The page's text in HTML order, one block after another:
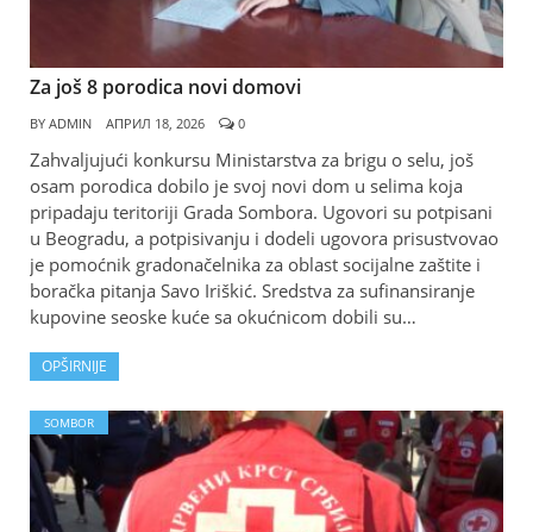
Za još 8 porodica novi domovi
BY ADMIN АПРИЛ 18, 2026 0
Zahvaljujući konkursu Ministarstva za brigu o selu, još
osam porodica dobilo je svoj novi dom u selima koja
pripadaju teritoriji Grada Sombora. Ugovori su potpisani
u Beogradu, a potpisivanju i dodeli ugovora prisustvovao
je pomoćnik gradonačelnika za oblast socijalne zaštite i
boračka pitanja Savo Iriškić. Sredstva za sufinansiranje
kupovine seoske kuće sa okućnicom dobili su…
OPŠIRNIJE
SOMBOR